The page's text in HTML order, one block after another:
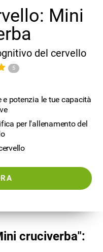
Mini
del cervello
5
potenzia le tue capacità
per l'allenamento del
cruciverba":